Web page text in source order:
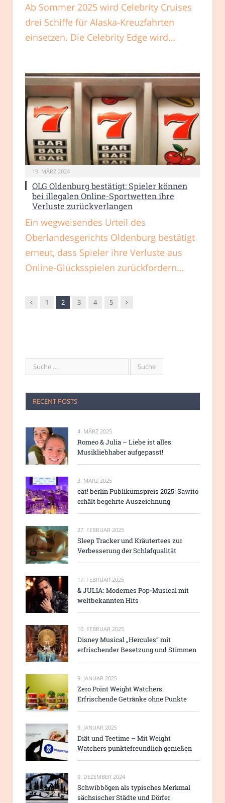
Ab Sommer 2025 wird Celebrity Cruises
drei Schiffe für Alaska-Kreuzfahrten
einsetzen. Die Celebrity Edge wird…
19. MÄRZ 2024
OLG Oldenburg bestätigt: Spieler können
bei illegalen Online-Sportwetten ihre
Verluste zurückverlangen
Ein wegweisendes Urteil des
Oberlandesgerichts Oldenburg bestätigt
erneut, dass Spieler ihre Verluste aus
Online-Glücksspielen zurückfordern…
Vorgänger
1 2 3 4 5 Nachfolger
RECENT POSTS
4. MÄRZ 2025
Romeo & Julia – Liebe ist alles:
Musikliebhaber aufgepasst!
3. MÄRZ 2025
eat! berlin Publikumspreis 2025: Sawito
erhält begehrte Auszeichnung
27. FEBRUAR 2025
Sleep Tracker und Kräutertees zur
Verbesserung der Schlafqualität
17. FEBRUAR 2025
& JULIA: Modernes Pop-Musical mit
weltbekannten Hits
10. FEBRUAR 2025
Disney Musical „Hercules“ mit
erfrischender Besetzung und Stimmen
9. JANUAR 2025
Zero Point Weight Watchers:
Erfrischende Getränke ohne Punkte
9. JANUAR 2025
Diät und Teetime – Mit Weight
Watchers punktefreundlich genießen
9. DEZEMBER 2024
Schwibbögen als typisches Merkmal
sächsischer Städte und Dörfer